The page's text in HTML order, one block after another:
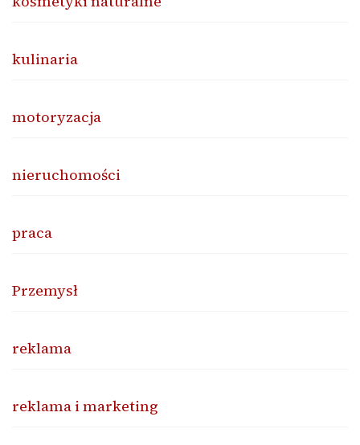
kulinaria
motoryzacja
nieruchomości
praca
Przemysł
reklama
reklama i marketing